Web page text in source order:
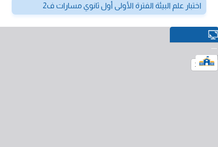
اختبار علم البيئة الفترة الأولى أول ثانوي مسارات ف2